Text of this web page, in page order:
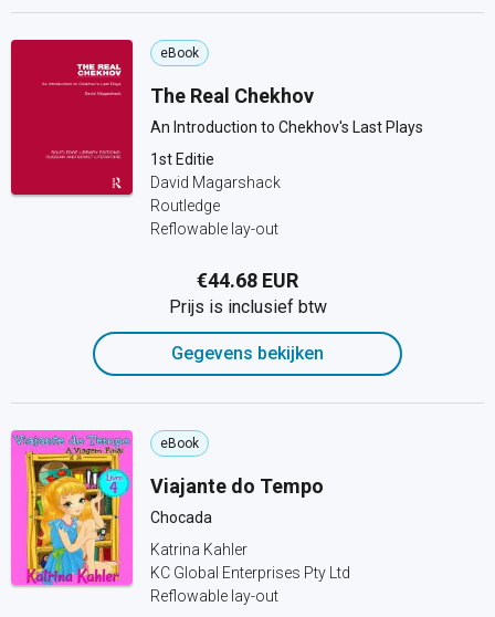
eBook
The Real Chekhov
An Introduction to Chekhov's Last Plays
1st Editie
David Magarshack
Routledge
Reflowable lay-out
€44.68 EUR
Prijs is inclusief btw
Gegevens bekijken
eBook
Viajante do Tempo
Chocada
Katrina Kahler
KC Global Enterprises Pty Ltd
Reflowable lay-out